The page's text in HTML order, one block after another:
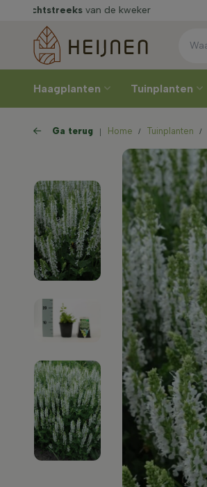
de kweker
Haagplanten Tuinplanten
Ga terug Home Tuinplanten